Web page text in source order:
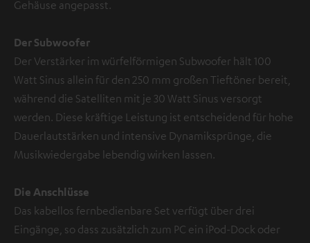
Gehäuse angepasst.
Der Subwoofer
Der Verstärker im würfelförmigen Subwoofer hält 100
Watt Sinus allein für den 250 mm großen Tieftöner bereit,
während die Satelliten mit je 30 Watt Sinus versorgt
werden. Diese kräftige Leistung ist entscheidend für hohe
Dauerlautstärken und intensive Dynamiksprünge, die
Musikwiedergabe lebendig wirken lassen.
Die Anschlüsse
Das kabellos fernbedienbare Set verfügt über drei
Eingänge, so dass zusätzlich zum PC ein iPod-Dock oder